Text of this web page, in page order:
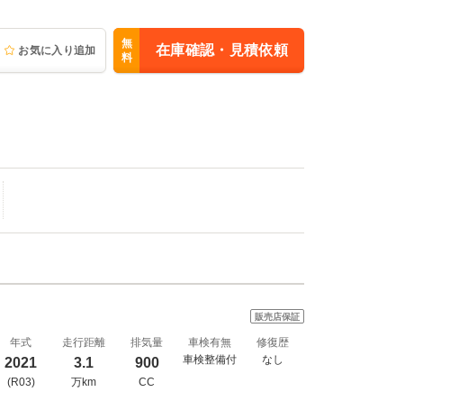
お気に入り追加
無
料
在庫確認・見積依頼
販売店保証
年式
2021
(R03)
走行距離
3.1
万km
排気量
900
CC
車検有無
車検整備付
修復歴
なし